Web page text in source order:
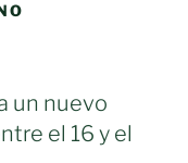
un nuevo
el 16 y el